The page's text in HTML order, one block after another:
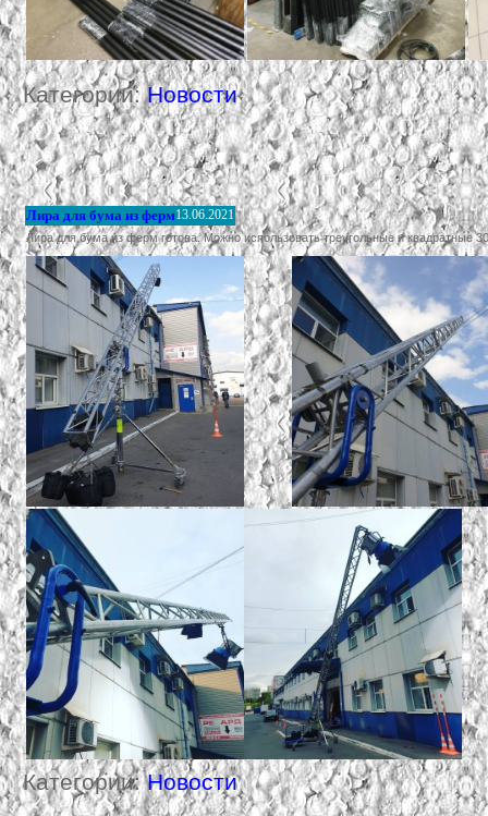
Категории: Новости
Лира для бума из ферм13.06.2021
Лира для бума из ферм готова. Можно использовать треугольные и квадратные
Категории: Новости